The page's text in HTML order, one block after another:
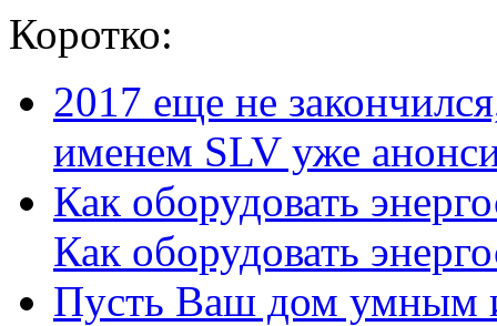
Коротко:
2017 еще не
именем SLV уже
Как оборудовать
Как оборудовать
Пусть Ваш дом умным